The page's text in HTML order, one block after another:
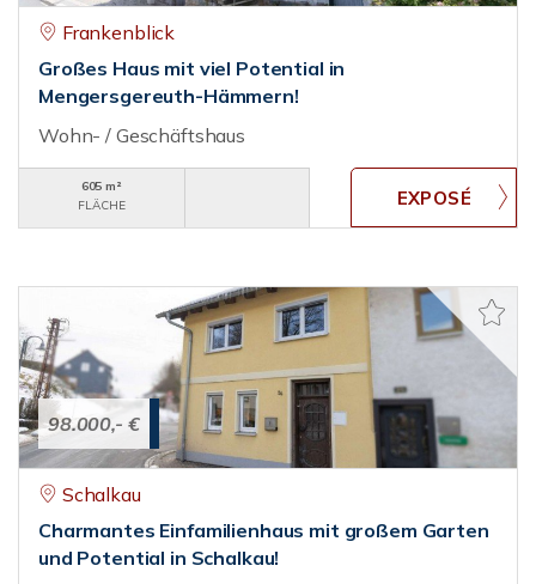
Frankenblick
Großes Haus mit viel Potential in
Mengersgereuth-Hämmern!
Wohn- / Geschäftshaus
605 m²
FLÄCHE
98.000,- €
Schalkau
Charmantes Einfamilienhaus mit großem Garten
und Potential in Schalkau!